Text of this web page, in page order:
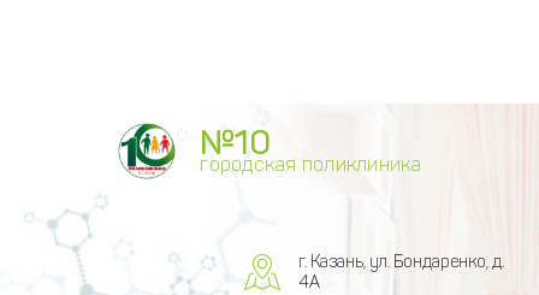
№10
городская поликлиника
г. Казань, ул. Бондаренко, д.
4А